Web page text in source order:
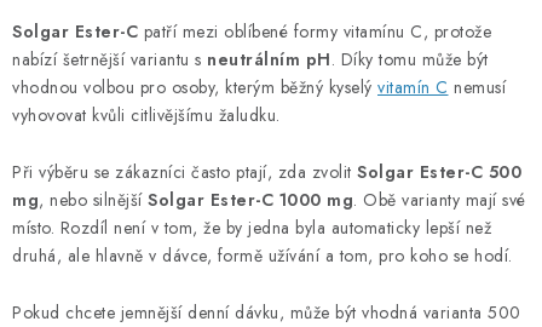
LEBENSMITTEL
THEMEN
AKTION
DÁRKY PRO ZDRAVÍ
PORADNA
Solgar Ester-C patří mezi oblíbené formy vitamínu C, protože
nabízí šetrnější variantu s neutrálním pH. Díky tomu může být
vhodnou volbou pro osoby, kterým běžný kyselý vitamín C nemusí
vyhovovat kvůli citlivějšímu žaludku.
Při výběru se zákazníci často ptají, zda zvolit Solgar Ester-C 500
mg, nebo silnější Solgar Ester-C 1000 mg. Obě varianty mají své
místo. Rozdíl není v tom, že by jedna byla automaticky lepší než
druhá, ale hlavně v dávce, formě užívání a tom, pro koho se hodí.
Pokud chcete jemnější denní dávku, může být vhodná varianta 500